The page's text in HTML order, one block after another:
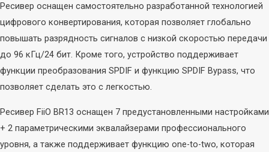
Усилители и
ЦАПы
Bluetooth-ресиверы
ЦАП-усилители
Звуковые карты
и микшеры
Сетевое
оборудование
Wi-Fi РОУТЕРЫ
доступа
Wi-Fi USB-адаптер
Адаптер PCI-E
Ресивер оснащен самостоятельно разработанной технологией
цифрового конвертирования, которая позволяет глобально
повышать разрядность сигналов с низкой скоростью передачи
до 96 кГц/24 бит. Кроме того, устройство поддерживает
функции преобразования SPDIF и функцию SPDIF Bypass, что
позволяет сделать это с легкостью.
Ресивер FiiO BR13 оснащен 7 предустановленными настройками
+ 2 параметрическими эквалайзерами профессионального
уровня, а также поддерживает функцию one-to-two, которая